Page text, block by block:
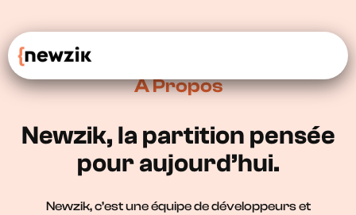
À Propos
Newzik, la partition pensée
pour aujourd’hui.
Newzik, c’est une équipe de développeurs et